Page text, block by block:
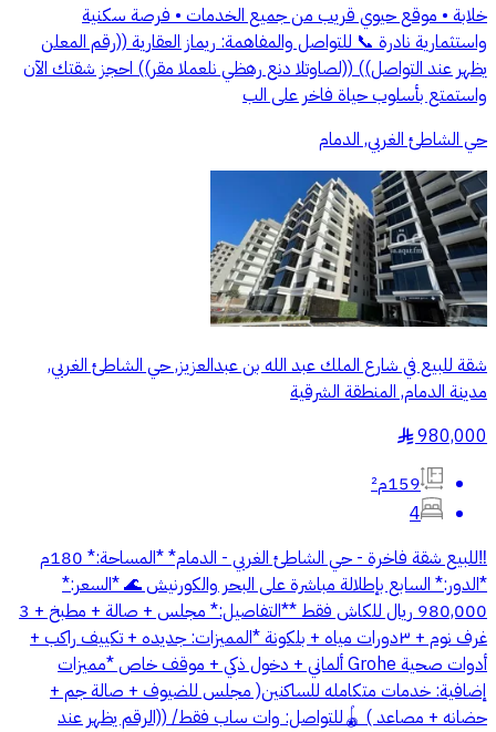
خلابة • موقع حيوي قريب من جميع الخدمات • فرصة سكنية
واستثمارية نادرة 📞 للتواصل والمفاهمة: ريماز العقارية ((رقم المعلن
يظهر عند التواصل)) ‭((رقم المعلن يظهر عند التواصل))‬ احجز شقتك الآن
واستمتع بأسلوب حياة فاخر على الب
حي الشاطئ الغربي, الدمام
شقة للبيع في شارع الملك عبد الله بن عبدالعزيز, حي الشاطئ الغربي,
مدينة الدمام, المنطقة الشرقية
980,000
§
159م²
4
‼️للبيع شقة فاخرة - حي الشاطئ الغربي - الدمام* *المساحة:* 180م
*الدور:* السابع بإطلالة مباشرة على البحر والكورنيش 🌊 *السعر:*
980,000 ريال للكاش فقط **التفاصيل:* مجلس + صالة + مطبخ + 3
غرف نوم + ٣دورات مياه + بلكونة *المميزات: جديده + تكييف راكب +
أدوات صحية Grohe ألماني + دخول ذكي + موقف خاص *مميزات
إضافية: خدمات متكامله للساكنين( مجلس للضيوف + صالة جم +
حضانه + مصاعد ) 🪀للتواصل: وات ساب فقط/ ((الرقم يظهر عند